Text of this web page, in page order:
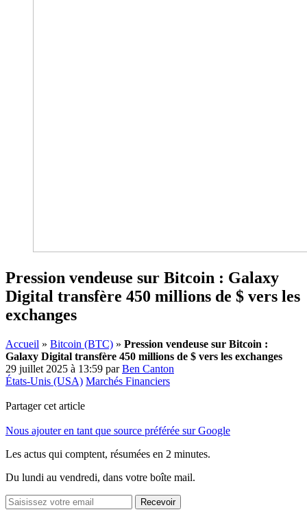
Pression vendeuse sur Bitcoin : Galaxy
Digital transfère 450 millions de $ vers les
exchanges
Accueil » Bitcoin (BTC) » Pression vendeuse sur Bitcoin :
Galaxy Digital transfère 450 millions de $ vers les exchanges
29 juillet 2025 à 13:59 parBen Canton
États-Unis (USA) Marchés Financiers
Partager cet article
Nous ajouter en tant que source préférée sur Google
Les actus qui comptent, résumées en 2 minutes.
Du lundi au vendredi, dans votre boîte mail.
Recevoir